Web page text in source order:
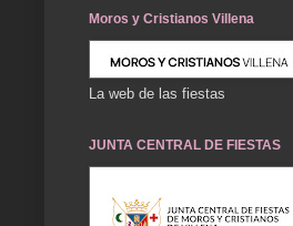
Nuestros recuerdos de
Moros y Cristianos Villena
La web de las fiestas
JUNTA CENTRAL DE FIESTAS